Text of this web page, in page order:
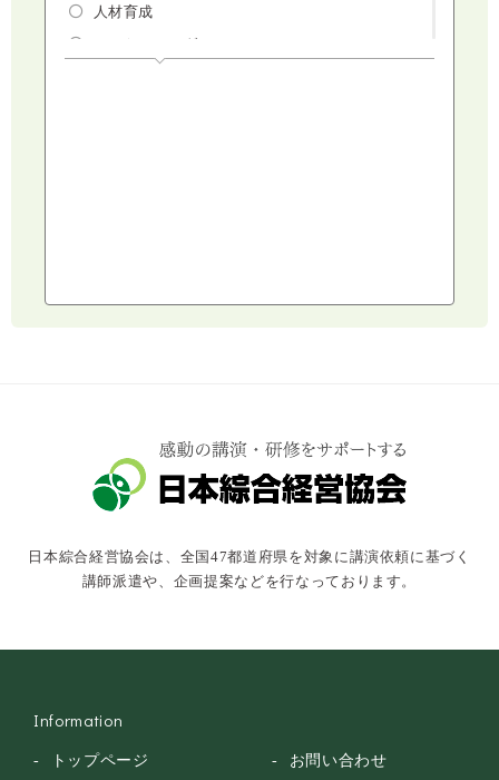
人材育成
マーケティング
コミュニケーション・話し方
キャスター・アナウンサー
俳優・タレント・モデル
落語・講談・色物
安全大会
日本綜合経営協会は、全国47都道府県を対象に講演依頼に基づく
講師派遣や、企画提案などを行なっております。
Information
トップページ お問い合わせ